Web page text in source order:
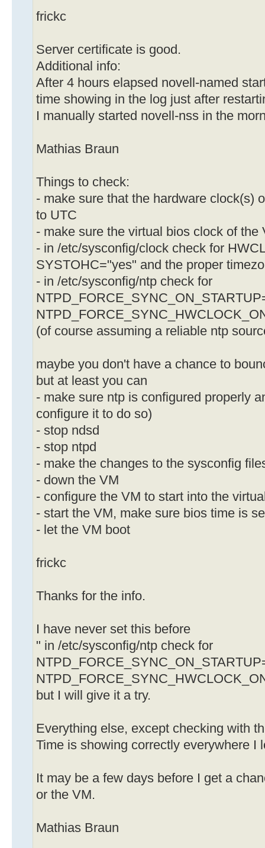
frickc
Server certificate is good.
Additional info:
After 4 hours elapsed novell-named
time showing in the log just after
I manually started novell-nss in the
Mathias Braun
Things to check:
- make sure that the hardware clock(s)
to UTC
- make sure the virtual bios clock of the
- in /etc/sysconfig/clock check for
SYSTOHC="yes" and the proper
- in /etc/sysconfig/ntp check for
(of course assuming a reliable ntp
maybe you don't have a chance to
but at least you can
- make sure ntp is configured properly
configure it to do so)
- stop ndsd
- stop ntpd
- make the changes to the sysconfig
- down the VM
- configure the VM to start into the
- start the VM, make sure bios time is
- let the VM boot
frickc
Thanks for the info.
I have never set this before
" in /etc/sysconfig/ntp check for
but I will give it a try.
Everything else, except checking with
Time is showing correctly everywhere I
It may be a few days before I get a
or the VM.
Mathias Braun